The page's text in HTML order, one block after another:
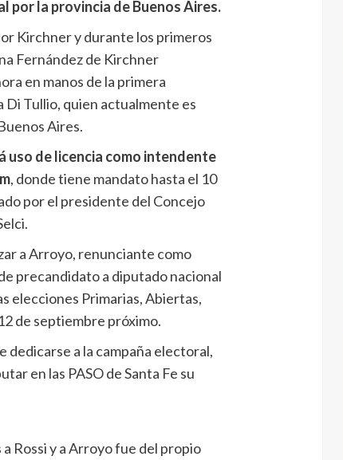
por la provincia de Buenos Aires.
Kirchner y durante los primeros
Fernández de Kirchner
en manos de la primera
Di Tullio, quien actualmente es
Aires.
uso de licencia como intendente
, donde tiene mandato hasta el 10
por el presidente del Concejo
a Arroyo, renunciante como
precandidato a diputado nacional
elecciones Primarias, Abiertas,
de septiembre próximo.
dedicarse a la campaña electoral,
en las PASO de Santa Fe su
Rossi y a Arroyo fue del propio